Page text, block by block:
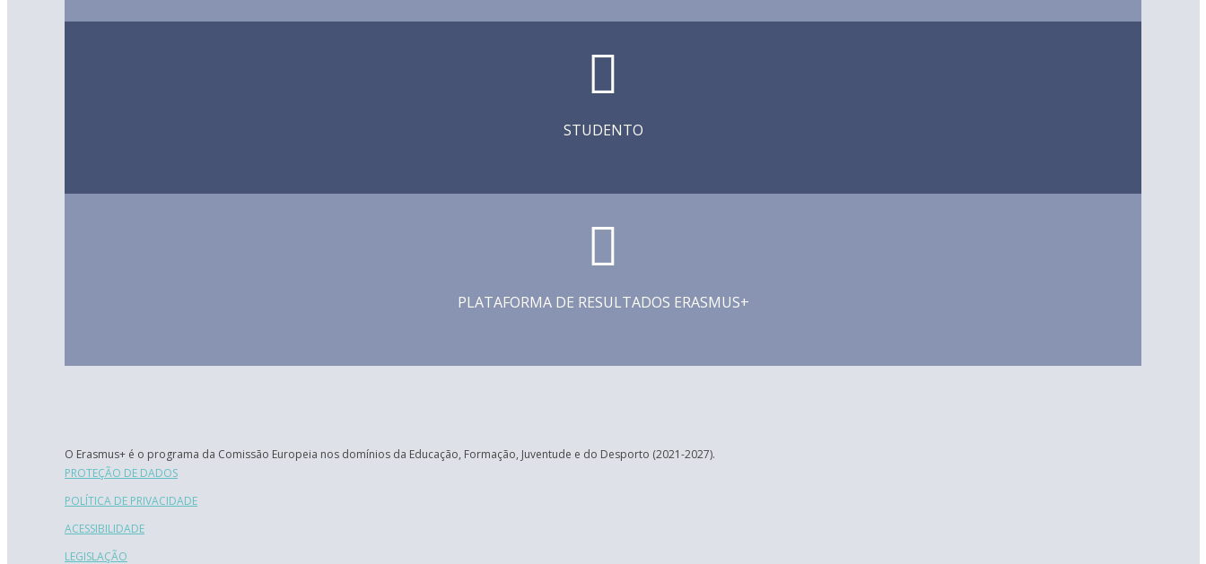
STUDENTO
PLATAFORMA DE RESULTADOS ERASMUS+
O Erasmus+ é o programa da Comissão Europeia nos domínios da Educação, Formação, Juventude e do Desporto (2021-2027).
PROTEÇÃO DE DADOS
POLÍTICA DE PRIVACIDADE
ACESSIBILIDADE
LEGISLAÇÃO